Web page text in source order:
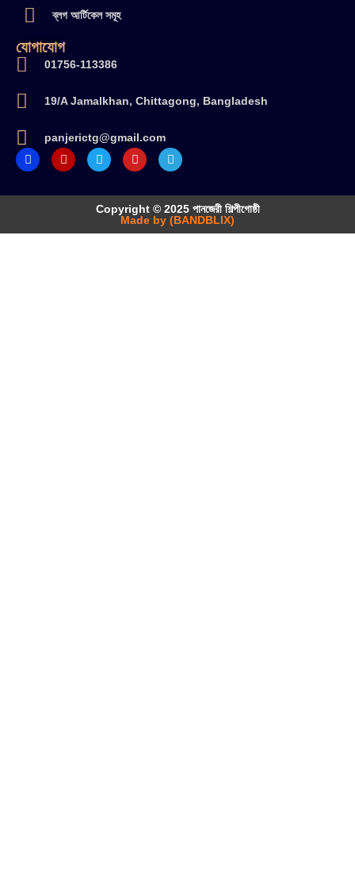
ব্লগ আর্টিকেল সমূহ
যোগাযোগ
01756-113386
19/A Jamalkhan, Chittagong, Bangladesh
panjerictg@gmail.com
Copyright © 2025 পানজেরী শিল্পীগোষ্ঠী
Made by (BANDBLIX)